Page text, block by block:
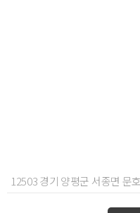
12503 경기 양평군 서종면 문